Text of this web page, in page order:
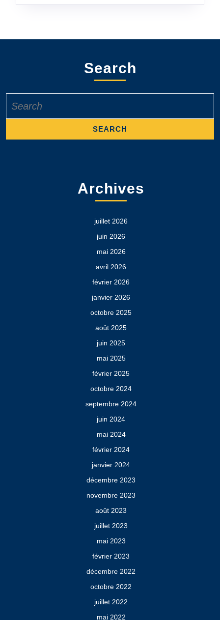
Search
for:
Archives
juillet 2026
juin 2026
mai 2026
avril 2026
février 2026
janvier 2026
octobre 2025
août 2025
juin 2025
mai 2025
février 2025
octobre 2024
septembre 2024
juin 2024
mai 2024
février 2024
janvier 2024
décembre 2023
novembre 2023
août 2023
juillet 2023
mai 2023
février 2023
décembre 2022
octobre 2022
juillet 2022
mai 2022